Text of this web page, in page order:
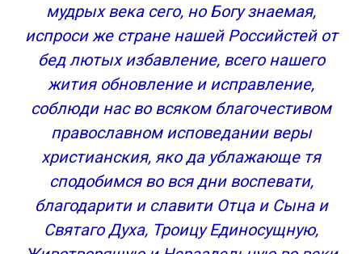
мудрых века сего, но Богу знаемая,
испроси же стране нашей Российстей от
бед лютых избавление, всего нашего
жития обновление и исправление,
соблюди нас во всяком благочестивом
православном исповедании веры
христианския, яко да ублажающе тя
сподобимся во вся дни воспевати,
благодарити и славити Отца и Сына и
Святаго Духа, Троицу Единосущную,